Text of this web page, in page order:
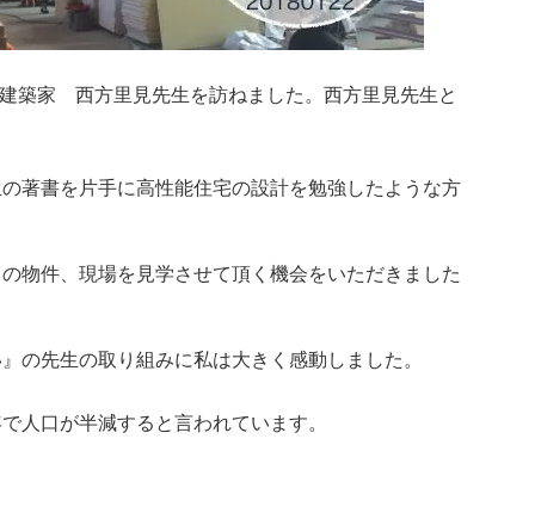
築家 西方里見先生を訪ねました。西方里見先生と
著書を片手に高性能住宅の設計を勉強したような方
物件、現場を見学させて頂く機会をいただきました
の先生の取り組みに私は大きく感動しました。
人口が半減すると言われています。